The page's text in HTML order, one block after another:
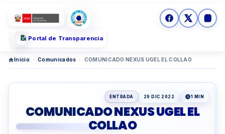
Portal de Transparencia
Inicio › Comunicados › COMUNICADO NEXUS UGEL EL COLLAO
ENTRADA 29 DIC 2022 1 MIN
COMUNICADO NEXUS UGEL EL
COLLAO